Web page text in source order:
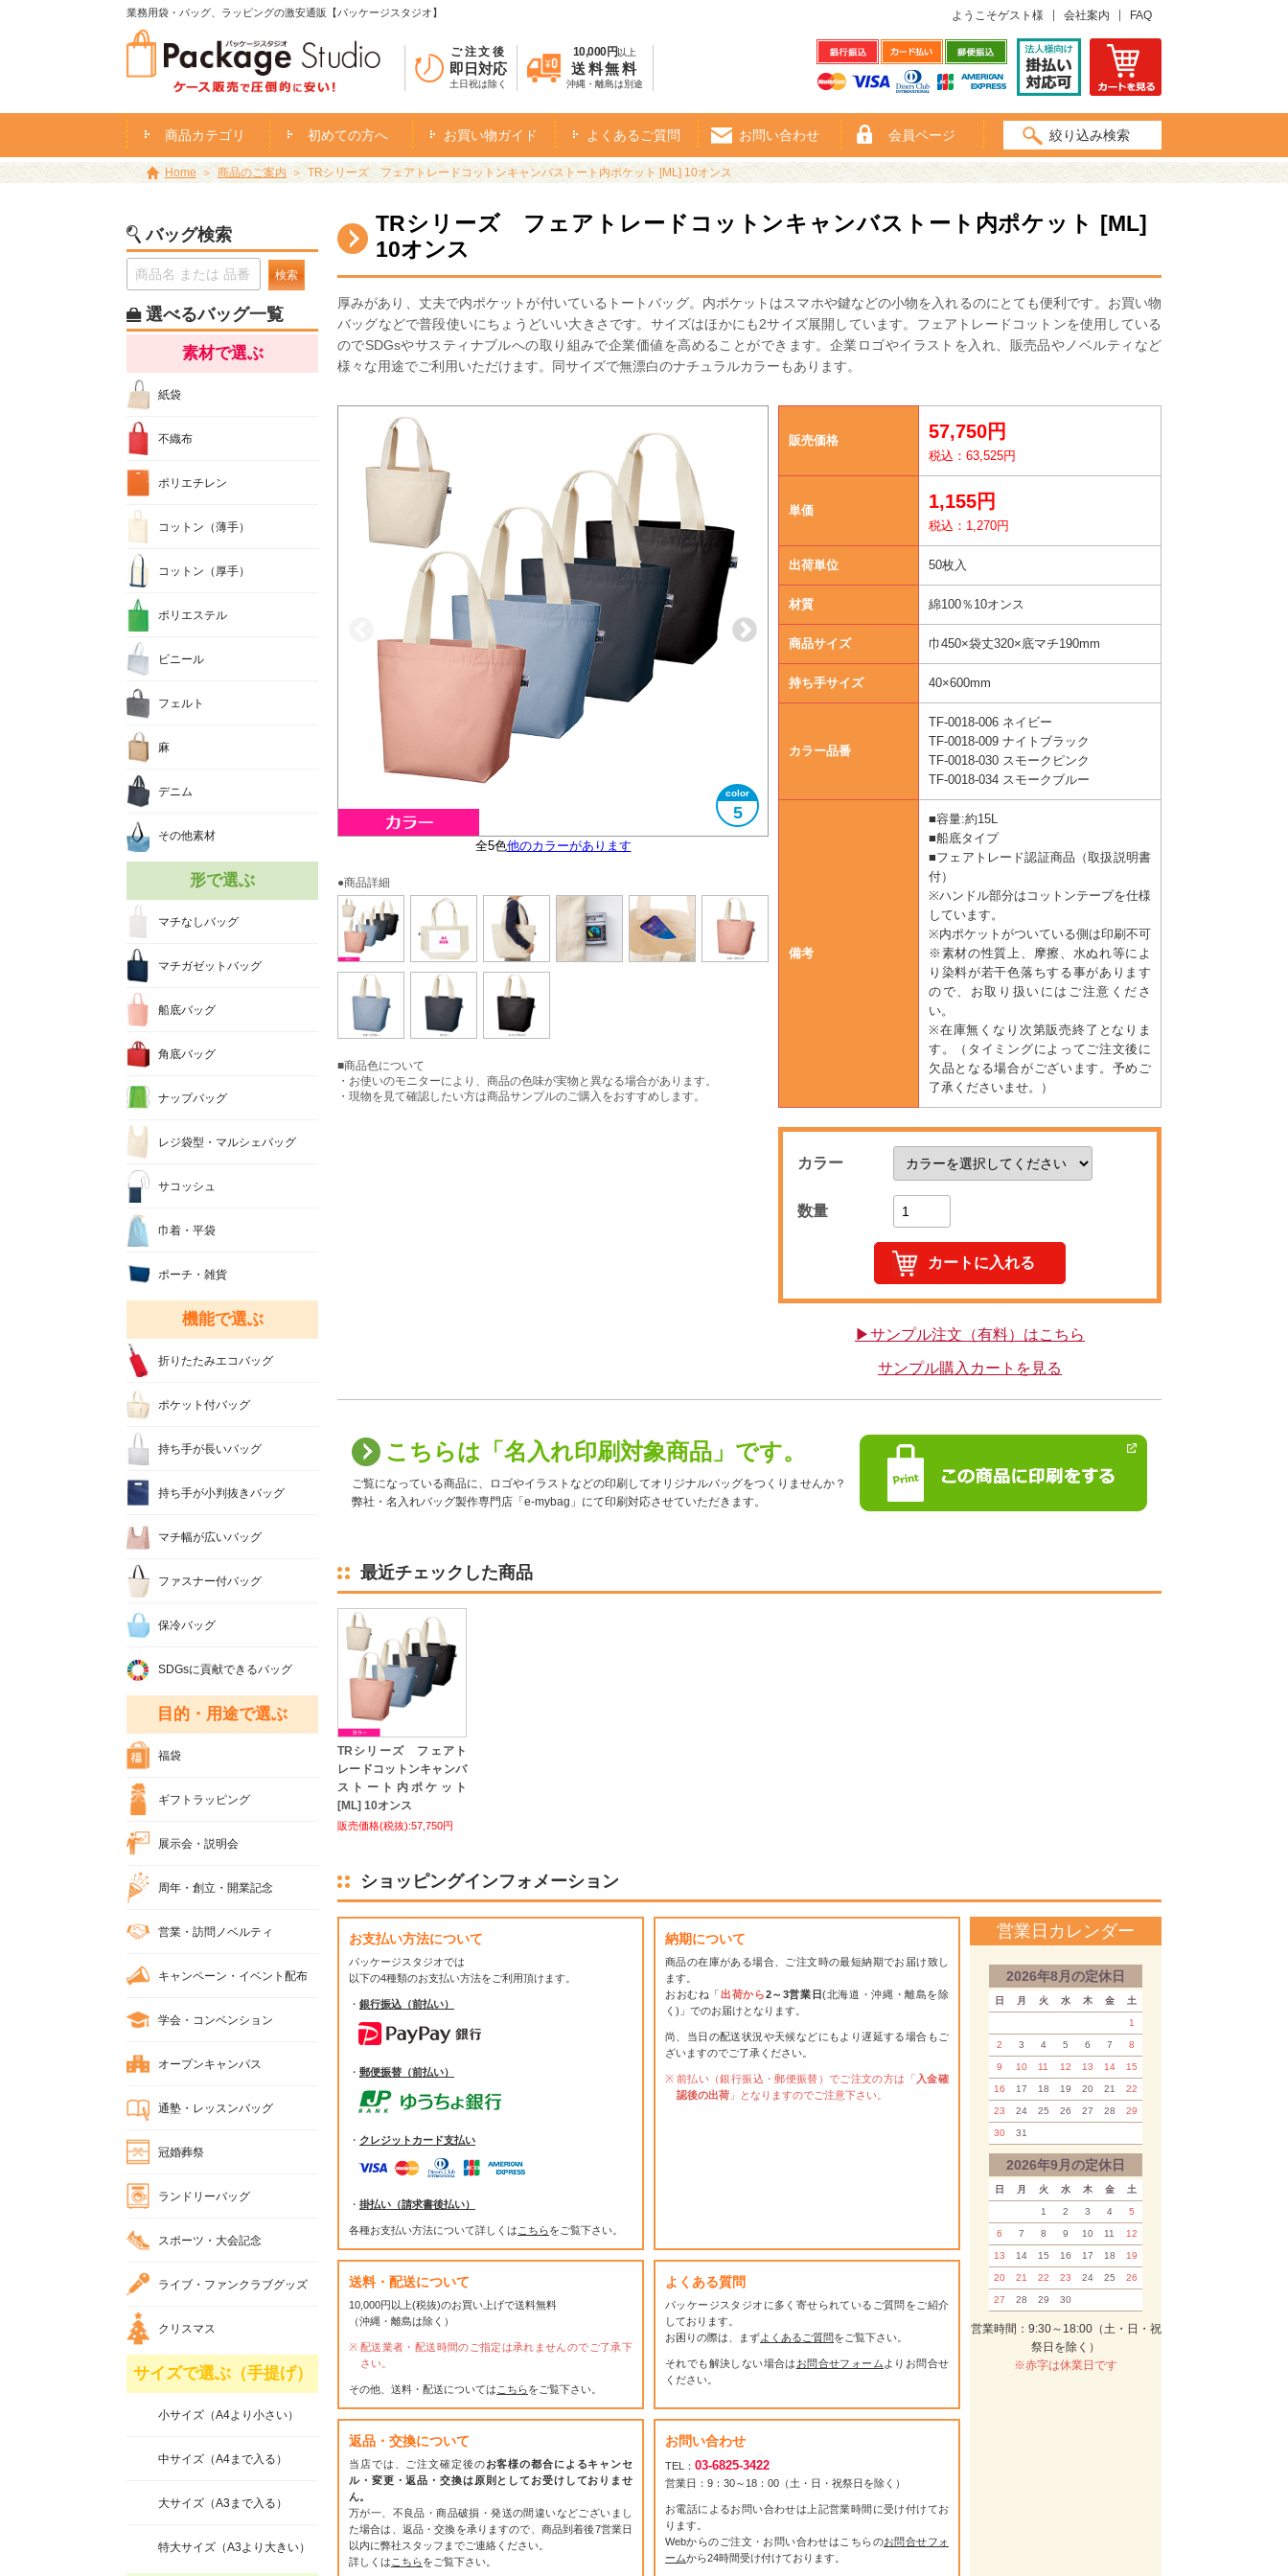
業務用袋・バッグ、ラッピングの激安通販【パッケージスタジオ】
ご注文後
即日対応
土日祝は除く
10,000円 以上
送料無料
沖縄・離島は別途
ようこそゲスト様 会社案内 FAQ
商品カテゴリ 初めての方へ お買い物ガイド よくあるご質問 お問い合わせ 会員ページ 絞り込み検索
Home 商品のご案内 TRシリーズ フェアトレードコットンキャンバストート内ポケット [ML] 10オンス
TRシリーズ フェアトレードコットンキャンバストート内ポケット [ML]
10オンス
厚みがあり、丈夫で内ポケットが付いているトートバッグ。内ポケットはスマホや鍵などの小物を入れるのにとても便利です。お買い物
バッグなどで普段使いにちょうどいい大きさです。サイズはほかにも2サイズ展開しています。フェアトレードコットンを使用している
のでSDGsやサスティナブルへの取り組みで企業価値を高めることができます。企業ロゴやイラストを入れ、販売品やノベルティなど
様々な用途でご利用いただけます。同サイズで無漂白のナチュラルカラーもあります。
全5色他のカラーがあります
5
B4サイズ対応
大きさイメージ
フェアトレード認証ラベル付き
便利な内ポケット付き
●商品詳細
■商品色について
・お使いのモニターにより、商品の色味が実物と異なる場合があります。
・現物を見て確認したい方は商品サンプルのご購入をおすすめします。
販売価格 57,750円
税込：63,525円
単価 1,155円
税込：1,270円
出荷単位 50枚入
材質 綿100％10オンス
商品サイズ 巾450×袋丈320×底マチ190mm
持ち手サイズ 40×600mm
カラー品番
TF-0018-006 ネイビー
TF-0018-009 ナイトブラック
TF-0018-030 スモークピンク
TF-0018-034 スモークブルー
備考
■容量:約15L
■船底タイプ
■フェアトレード認証商品（取扱説明書
付）
※ハンドル部分はコットンテープを仕様
しています。
※内ポケットがついている側は印刷不可
※素材の性質上、摩擦、水ぬれ等によ
り染料が若干色落ちする事があります
ので、お取り扱いにはご注意くださ
い。
※在庫無くなり次第販売終了となりま
す。（タイミングによってご注文後に
欠品となる場合がございます。予めご
了承くださいませ。）
カラー
数量
▶サンプル注文（有料）はこちら
サンプル購入カートを見る
こちらは「名入れ印刷対象商品」です。
ご覧になっている商品に、ロゴやイラストなどの印刷してオリジナルバッグをつくりませんか？
弊社・名入れバッグ製作専門店「e-mybag」にて印刷対応させていただきます。
最近チェックした商品
TRシリーズ フェアト
レードコットンキャンバ
ストート内ポケット
[ML] 10オンス
販売価格(税抜):57,750円
ショッピングインフォメーション
お支払い方法について
パッケージスタジオでは
以下の4種類のお支払い方法をご利用頂けます。
・ 銀行振込（前払い）
・ 郵便振替（前払い）
・ クレジットカード支払い
・ 掛払い（請求書後払い）
各種お支払い方法について詳しくは こちらをご覧下さい。
納期について
商品の在庫がある場合、ご注文時の最短納期でお届け致し
ます。
おおむね「出荷から2～3営業日(北海道・沖縄・離島を除
く)」でのお届けとなります。
尚、当日の配送状況や天候などにもより遅延する場合もご
ざいますのでご了承ください。
前払い（銀行振込・郵便振替）でご注文の方は「 入金確
認後の出荷 」となりますのでご注意下さい。
送料・配送について
10,000円以上(税抜)のお買い上げで送料無料
（沖縄・離島は除く）
配送業者・配送時間のご指定は承れませんのでご了承下
さい。
その他、送料・配送については こちらをご覧下さい。
よくある質問
パッケージスタジオに多く寄せられているご質問をご紹介
しております。
お困りの際は、まずよくあるご質問をご覧下さい。
それでも解決しない場合は お問合せフォーム よりお問合せ
ください。
返品・交換について
当店では、ご注文確定後のお客様の都合によるキャンセ
ル・変更・返品・交換は原則としてお受けしておりませ
ん。
万が一、不良品・商品破損・発送の間違いなどございまし
た場合は、返品・交換を承りますので、商品到着後7営業日
以内に弊社スタッフまでご連絡ください。
詳しくは こちらをご覧下さい。
お問い合わせ
TEL： 03-6825-3422
営業日：9：30～18：00（土・日・祝祭日を除く）
お電話によるお問い合わせは上記営業時間に受け付けてお
ります。
Webからのご注文・お問い合わせはこちらのお問合せフォ
ームから24時間受け付けております。
営業日カレンダー
2026年8月の定休日
日 月 火 水 木 金 土
1
2 3 4 5 6 7 8
9 10 11 12 13 14 15
16 17 18 19 20 21 22
23 24 25 26 27 28 29
30 31
2026年9月の定休日
日 月 火 水 木 金 土
1 2 3 4 5
6 7 8 9 10 11 12
13 14 15 16 17 18 19
20 21 22 23 24 25 26
27 28 29 30
営業時間：9:30～18:00（土・日・祝
祭日を除く）
※赤字は休業日です
バッグ検索
検索
選べるバッグ一覧
素材で選ぶ
紙袋
不織布
ポリエチレン
コットン（薄手）
コットン（厚手）
ポリエステル
ビニール
フェルト
麻
デニム
その他素材
形で選ぶ
マチなしバッグ
マチガゼットバッグ
船底バッグ
角底バッグ
ナップバッグ
レジ袋型・マルシェバッグ
サコッシュ
巾着・平袋
ポーチ・雑貨
機能で選ぶ
折りたたみエコバッグ
ポケット付バッグ
持ち手が長いバッグ
持ち手が小判抜きバッグ
マチ幅が広いバッグ
ファスナー付バッグ
保冷バッグ
SDGsに貢献できるバッグ
目的・用途で選ぶ
福袋
ギフトラッピング
展示会・説明会
周年・創立・開業記念
営業・訪問ノベルティ
キャンペーン・イベント配布
学会・コンベンション
オープンキャンパス
通塾・レッスンバッグ
冠婚葬祭
ランドリーバッグ
スポーツ・大会記念
ライブ・ファンクラブグッズ
クリスマス
サイズで選ぶ（手提げ）
小サイズ（A4より小さい）
中サイズ（A4まで入る）
大サイズ（A3まで入る）
特大サイズ（A3より大きい）